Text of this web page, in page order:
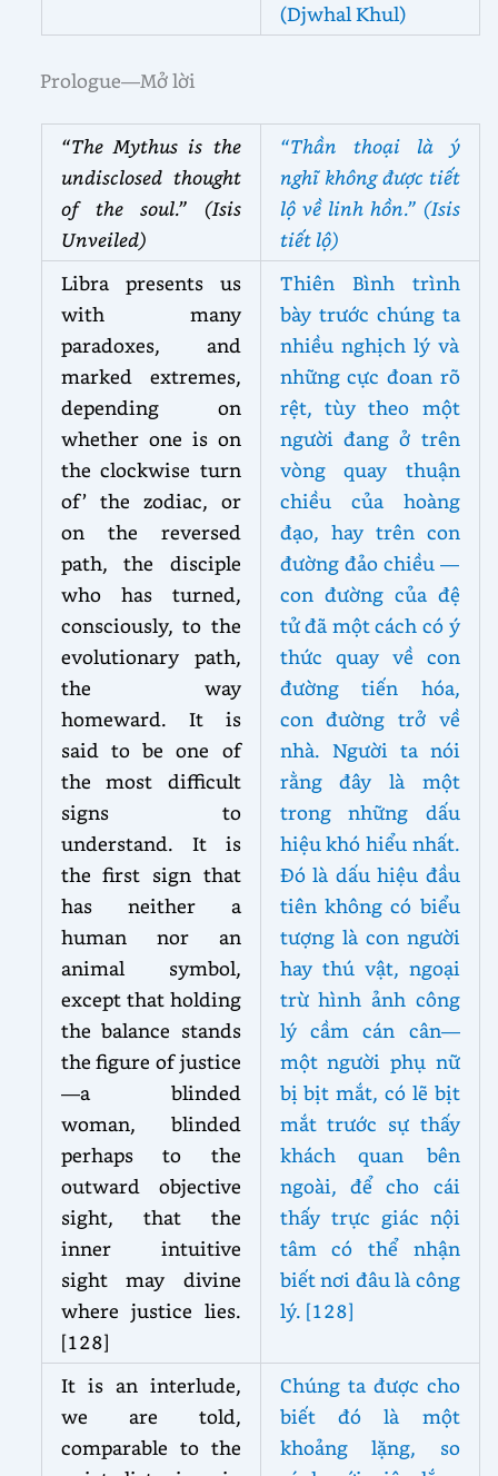
(Djwhal Khul)
Prologue—Mở lời
“The Mythus is the
undisclosed thought
of the soul.” (Isis
Unveiled)
“Thần thoại là ý
nghĩ không được tiết
lộ về linh hồn.” (Isis
tiết lộ)
Libra presents us
with many
paradoxes, and
marked extremes,
depending on
whether one is on
the clockwise turn
of’ the zodiac, or
on the reversed
path, the disciple
who has turned,
consciously, to the
evolutionary path,
the way
homeward. It is
said to be one of
the most difficult
signs to
understand. It is
the first sign that
has neither a
human nor an
animal symbol,
except that holding
the balance stands
the figure of justice
—a blinded
woman, blinded
perhaps to the
outward objective
sight, that the
inner intuitive
sight may divine
where justice lies.
[128]
Thiên Bình trình
bày trước chúng ta
nhiều nghịch lý và
những cực đoan rõ
rệt, tùy theo một
người đang ở trên
vòng quay thuận
chiều của hoàng
đạo, hay trên con
đường đảo chiều —
con đường của đệ
tử đã một cách có ý
thức quay về con
đường tiến hóa,
con đường trở về
nhà. Người ta nói
rằng đây là một
trong những dấu
hiệu khó hiểu nhất.
Đó là dấu hiệu đầu
tiên không có biểu
tượng là con người
hay thú vật, ngoại
trừ hình ảnh công
lý cầm cán cân—
một người phụ nữ
bị bịt mắt, có lẽ bịt
mắt trước sự thấy
khách quan bên
ngoài, để cho cái
thấy trực giác nội
tâm có thể nhận
biết nơi đâu là công
lý. [128]
It is an interlude,
we are told,
comparable to the
Chúng ta được cho
biết đó là một
khoảng lặng, so